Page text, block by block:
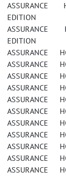
ASSURANCE
EDITION
ASSURANCE
EDITION
ASSURANCE
ASSURANCE
ASSURANCE
ASSURANCE
ASSURANCE
ASSURANCE
ASSURANCE
ASSURANCE
ASSURANCE
ASSURANCE
ASSURANCE